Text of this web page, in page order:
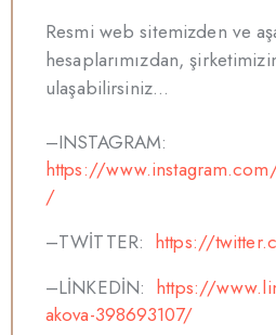
Resmi web sitemizden ve
hesaplarımızdan,
ulaşabilirsiniz…
–INSTAGRAM:
https://
/
–TWİTTER: https://
–LİNKEDİN: https://
akova-398693107/